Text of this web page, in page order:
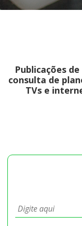
Publicações
consulta de
TVs e